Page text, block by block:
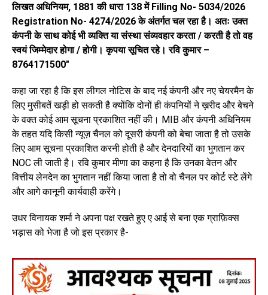
लिखत अधिनियम, 1881 की धारा 138 में Filling No- 5034/2026
Registration No- 4274/2026 के अंतर्गत चल रहा है। अतः उक्त
कंपनी के साथ कोई भी व्यक्ति या संस्था संव्यवहार करता / करती है तो वह
स्वयं जिम्मेदार होगा / होगी। कृपया सूचित रहे। रवि कुमार –
8764171500″
कहा जा रहा है कि इस लीगल नोटिस के बाद नई कंपनी और नए चेयरमैन के
लिए मुसीबतें खड़ी हो सकती है क्योंकि दोनों ही कंपनियों ने ख़रीद और बेचने
के वक्त कोई आम सूचना प्रकाशित नहीं की। MIB और कंपनी अधिनियम
के तहत यदि किसी न्यूज़ चैनल को दूसरी कंपनी को बेचा जाता है तो उसके
लिए आम सूचना प्रकाशित करनी होती है और देनदारियों का भुगतान कर
NOC ली जाती है। रवि कुमार मीणा का कहना है कि उनका वेतन और
वित्तीय लेनदेन का भुगतान नहीं किया जाता है तो वो चैनल पर कोर्ट स्टे लेंगे
और आगे कानूनी कार्यवाही करेंगे।
उधर विनायक शर्मा ने अपना पक्ष रखते हुए ए आई से बना एक ग्राफ़िक्स
भड़ास को भेजा है जो इस प्रकार है-